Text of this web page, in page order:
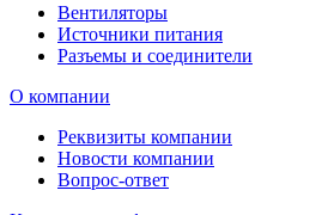
Вентиляторы
Источники питания
Разъемы и соединители
О компании
Реквизиты компании
Новости компании
Вопрос-ответ